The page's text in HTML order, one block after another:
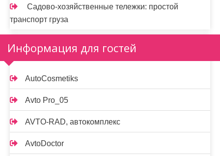
Садово-хозяйственные тележки: простой
транспорт груза
Информация для гостей
AutoCosmetiks
Avto Pro_05
AVTO-RAD, автокомплекс
AvtoDoctor